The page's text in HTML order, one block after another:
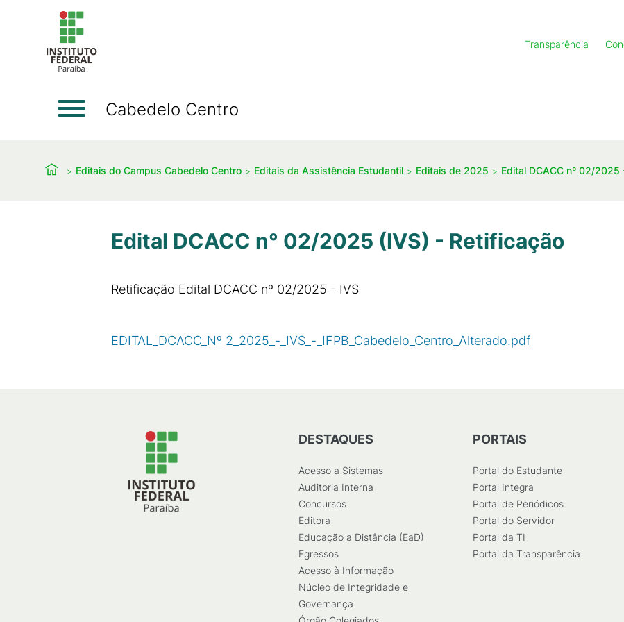
Transparência
Cabedelo Centro
Editais do Campus Cabedelo Centro Editais da Assistência Estudantil Editais de 2025 Edital DCACC nº 02/
Edital DCACC n° 02/2025 (IVS) - Retificação
Retificação Edital DCACC nº 02/2025 - IVS
EDITAL_DCACC_Nº 2_2025_-_IVS_-_IFPB_Cabedelo_Centro_Alterado.pdf
DESTAQUES
Acesso a Sistemas
Auditoria Interna
Concursos
Editora
Educação a Distância (EaD)
Egressos
Acesso à Informação
Núcleo de Integridade e
Governança
PORTAIS
Portal do Estudante
Portal Integra
Portal de Periódicos
Portal do Servidor
Portal da TI
Portal da Transparência